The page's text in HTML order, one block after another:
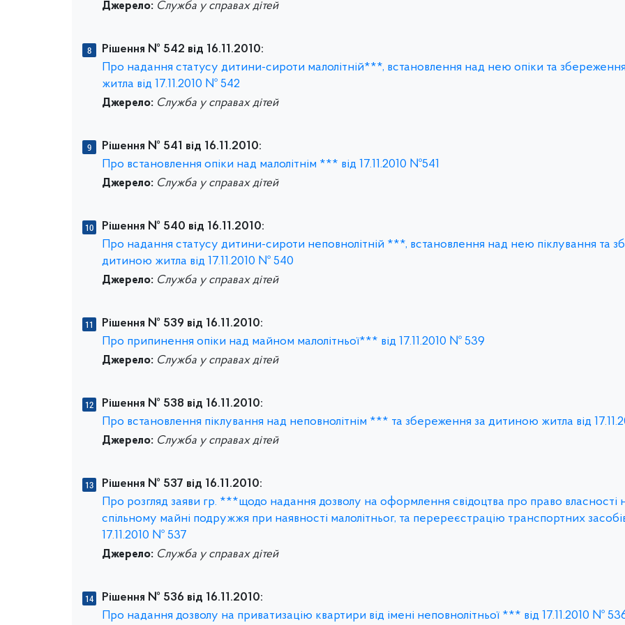
Джерело: Служба у справах дітей
Рішення № 542 від 16.11.2010:
Про надання статусу дитини-сироти малолітній***, встановлення над нею опіки та
житла від 17.11.2010 № 542
Джерело: Служба у справах дітей
Рішення № 541 від 16.11.2010:
Про встановлення опіки над малолітнім *** від 17.11.2010 №541
Джерело: Служба у справах дітей
Рішення № 540 від 16.11.2010:
Про надання статусу дитини-сироти неповнолітній ***, встановлення над нею піклування та
дитиною житла від 17.11.2010 № 540
Джерело: Служба у справах дітей
Рішення № 539 від 16.11.2010:
Про припинення опіки над майном малолітньої*** від 17.11.2010 № 539
Джерело: Служба у справах дітей
Рішення № 538 від 16.11.2010:
Про встановлення піклування над неповнолітнім *** та збереження за дитиною житла від
Джерело: Служба у справах дітей
Рішення № 537 від 16.11.2010:
Про розгляд заяви гр. ***щодо надання дозволу на оформлення свідоцтва про право власності
спільному майні подружжя при наявності малолітньог, та перереєстрацію транспортних
17.11.2010 № 537
Джерело: Служба у справах дітей
Рішення № 536 від 16.11.2010:
Про надання дозволу на приватизацію квартири від імені неповнолітньої *** від 17.11.2010 №